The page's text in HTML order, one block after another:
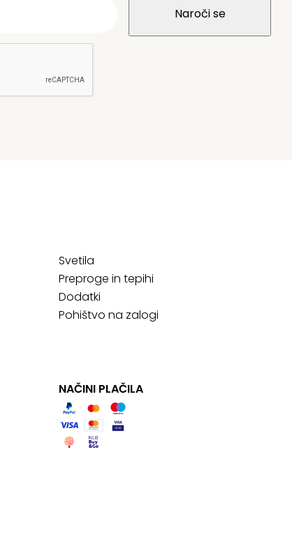
Svetila
Preproge in tepihi
Dodatki
Pohištvo na zalogi
NAČINI PLAČILA